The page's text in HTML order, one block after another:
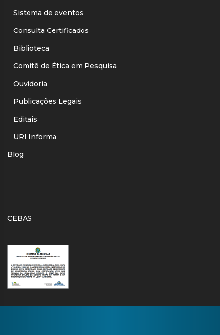
Sistema de eventos
Consulta Certificados
Biblioteca
Comitê de Ética em Pesquisa
Ouvidoria
Publicações Legais
Editais
URI Informa
Blog
CEBAS